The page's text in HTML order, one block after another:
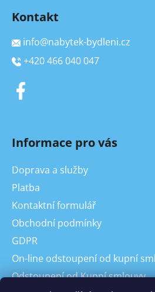
Kontakt
info@nabytek-bydleni.cz
+420 466 040 047
Informace pro vás
Doprava a služby
Platba
Kontaktní formulář
Obchodní podmínky
GDPR
On-line odstoupení od kupní
Odstoupení od Kupní smlouvy